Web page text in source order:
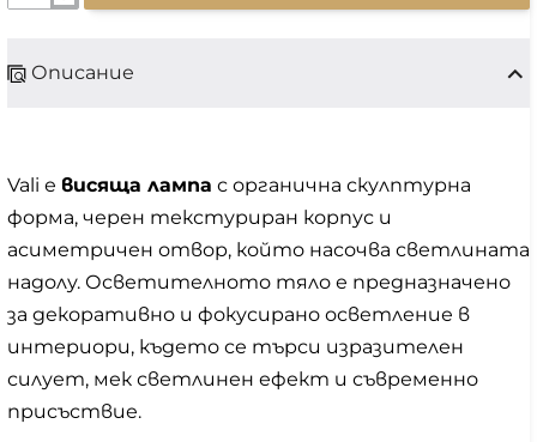
Описание
Vali е висяща лампа с органична скулптурна
форма, черен текстуриран корпус и
асиметричен отвор, който насочва светлината
надолу. Осветителното тяло е предназначено
за декоративно и фокусирано осветление в
интериори, където се търси изразителен
силует, мек светлинен ефект и съвременно
присъствие.